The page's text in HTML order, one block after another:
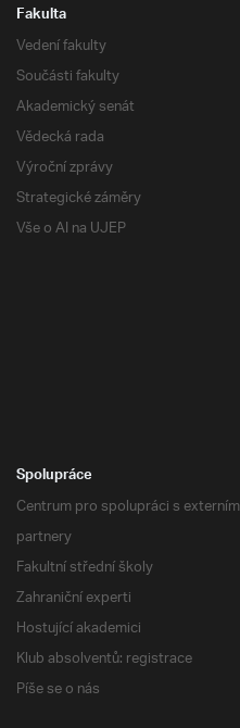
Fakulta
Vedení fakulty
Součásti fakulty
Akademický senát
Vědecká rada
Výroční zprávy
Strategické záměry
Vše o AI na UJEP
Spolupráce
Centrum pro spolupráci s
partnery
Fakultní střední školy
Zahraniční experti
Hostující akademici
Klub absolventů: registrace
Píše se o nás